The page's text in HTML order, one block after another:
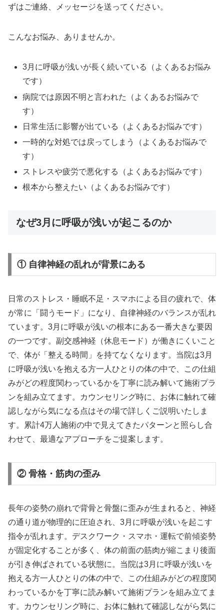
ずはご連絡、メッセージを送ってください。
こんなお悩み、ありませんか。
3月に呼吸が浅いが長く続いている（よくあるお悩み
です）
病院では原因不明と言われた（よくあるお悩みで
す）
日常生活に影響が出ている（よくあるお悩みです）
一時的な対処では戻ってしまう（よくあるお悩みで
す）
ストレスや疲労で悪化する（よくあるお悩みです）
根本から整えたい（よくあるお悩みです）
なぜ3月に呼吸が浅いが起こるのか
① 自律神経の乱れが背景にある
日常のストレス・睡眠不足・スマホによる目の疲れで、体
が常に「闘うモード」になり、自律神経のバランスが乱れ
ています。3月に呼吸が浅いの根本にある一番大きな要因
の一つです。副交感神経（休息モード）が働きにくいこと
で、体が「整える時間」を持てなくなります。当院は3月
に呼吸が浅いを抱える方一人ひとりの体の中で、この仕組
みがどの程度関わっているかを丁寧に読み解いて施術プラ
ンを組み立てます。カウンセリング時に、お体に触れて確
認しながら気になる点はその場で詳しくご説明いたしま
す。累計4万人施術の中で見えてきたパターンと照らし合
わせて、最適なアプローチをご提案します。
② 骨格・筋肉の歪み
長年の姿勢の崩れで背骨と骨盤に歪みが生まれると、神経
の通り道が物理的に圧迫され、3月に呼吸が浅いを起こす
指令が乱れます。デスクワーク・スマホ・運転で前傾姿勢
が固定化することが多く、体の前面の筋肉が縮こまり後面
が引き伸ばされている状態に。当院は3月に呼吸が浅いを
抱える方一人ひとりの体の中で、この仕組みがどの程度関
わっているかを丁寧に読み解いて施術プランを組み立てま
す。カウンセリング時に、お体に触れて確認しながら気に